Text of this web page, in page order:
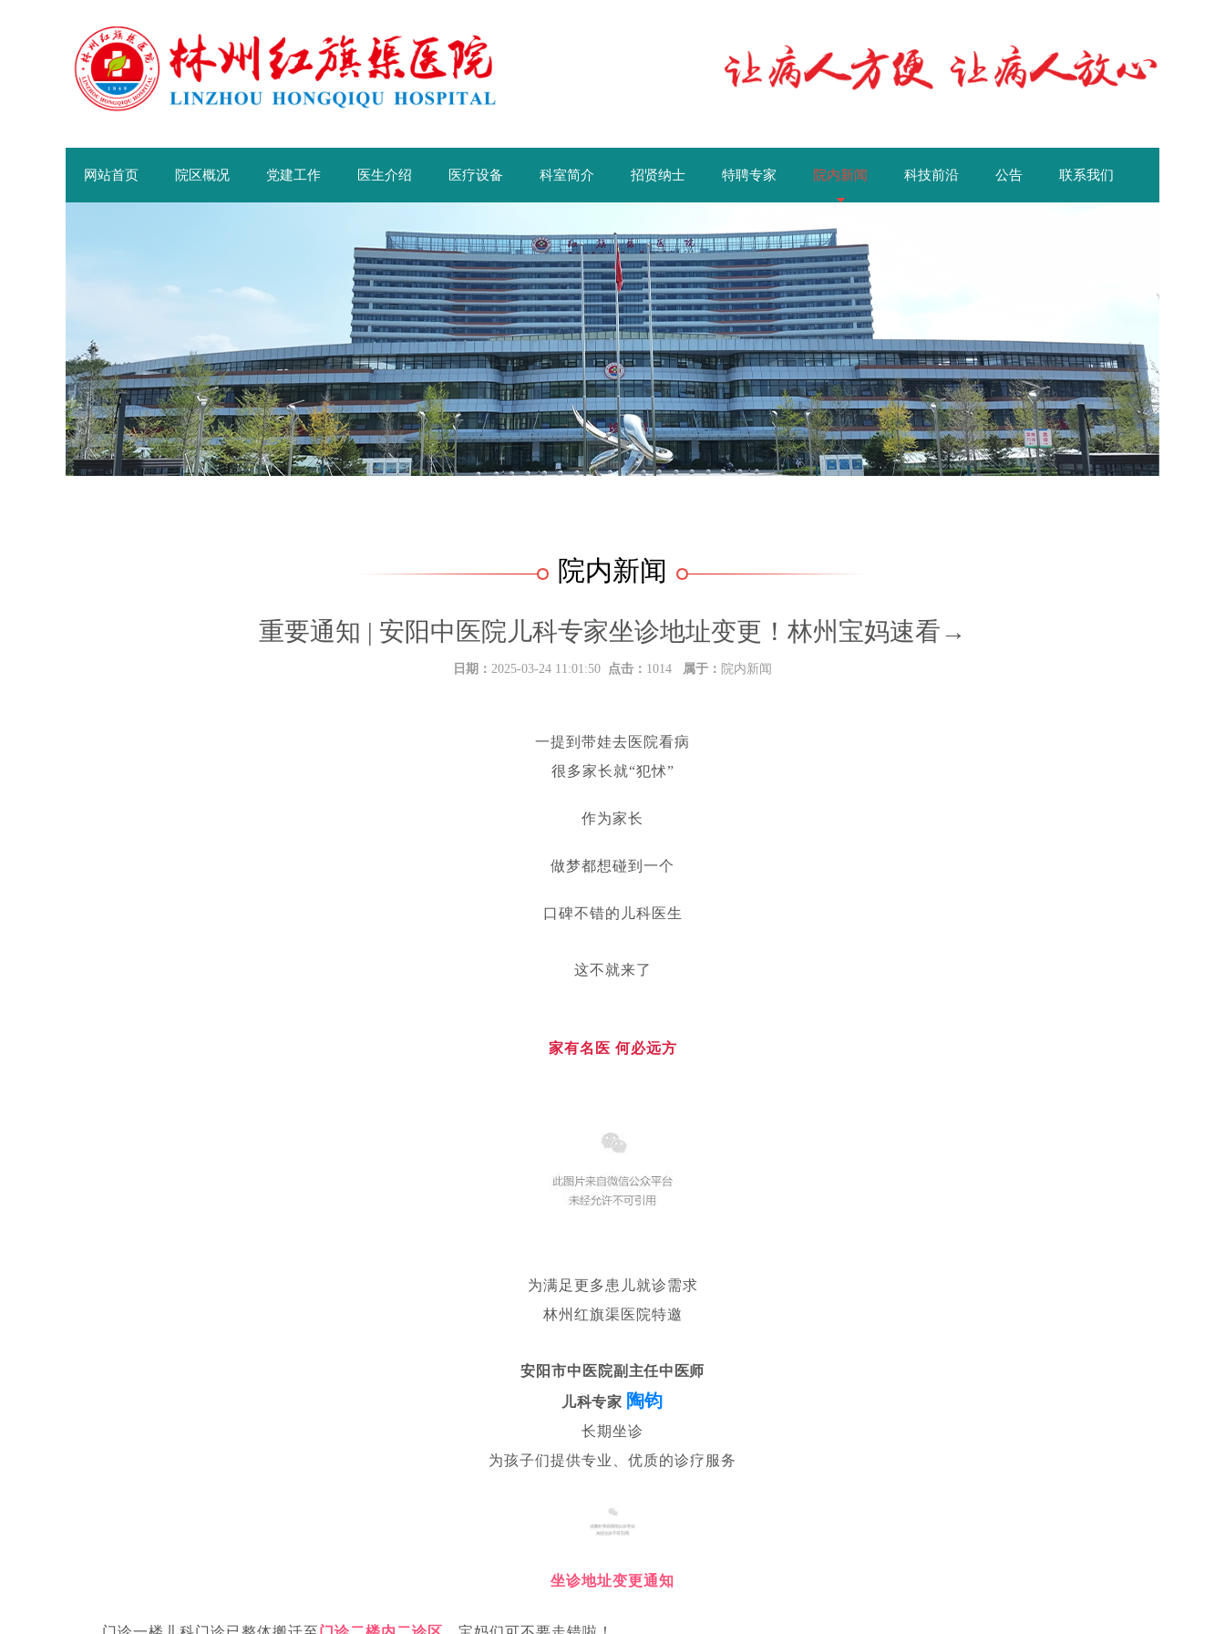
网站首页 院区概况 党建工作 医生介绍 医疗设备 科室简介 招贤纳士 特聘专家 院内新闻 科技前沿 公告 联系我们
院内新闻
重要通知 | 安阳中医院儿科专家坐诊地址变更！林州宝妈速看→
日期： 2025-03-24 11:01:50 点击： 1014 属于： 院内新闻
一提到带娃去医院看病
很多家长就“犯怵”
作为家长
做梦都想碰到一个
口碑不错的儿科医生
这不就来了
家有名医 何必远方
为满足更多患儿就诊需求
林州红旗渠医院特邀
安阳市中医院副主任中医师
儿科专家 陶钧
长期坐诊
为孩子们提供专业、优质的诊疗服务
坐诊地址变更通知‌